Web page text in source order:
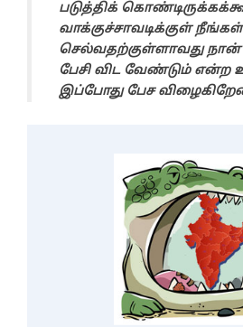
படுத்திக்
வாக்குச்சாவடிக்குள் நீங்கள்
செல்வதற்குள்ளாவது
பேசி விட வேண்டும் என்ற
இப்போது பேச